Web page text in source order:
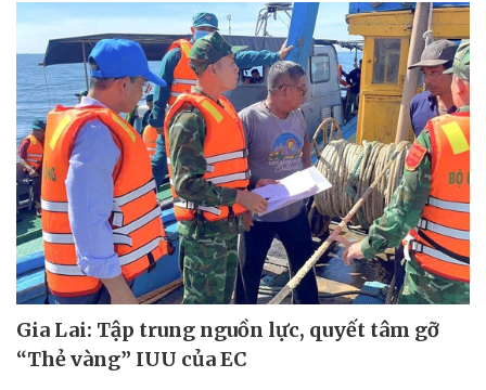
Gia Lai: Tập trung nguồn lực, quyết tâm gỡ
“Thẻ vàng” IUU của EC